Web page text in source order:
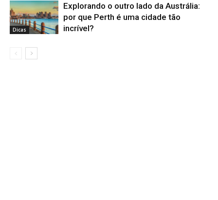
Dicas
Explorando o outro lado da Austrália:
por que Perth é uma cidade tão
incrível?